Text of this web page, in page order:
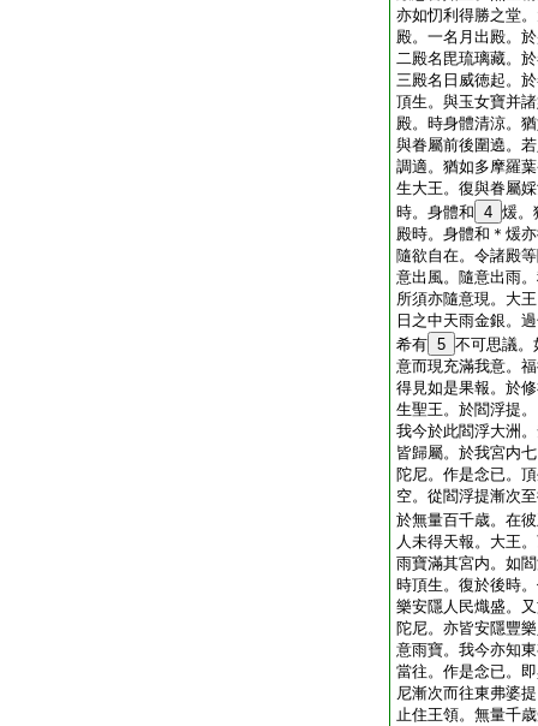
亦如忉利得勝之堂
殿。一名月出殿。
二殿名毘琉璃藏。
三殿名日威徳起。
頂生。與玉女寶并
殿。時身體清涼。
與眷屬前後圍遶。
調適。猶如多摩羅
生大王。復與眷屬
時。身體和 4 煖。
殿時。身體和＊煖
隨欲自在。令諸殿
意出風。隨意出雨
所須亦隨意現。大
日之中天雨金銀。
希有 5 不可思議。
意而現充滿我意。
得見如是果報。於
生聖王。於閻浮提
我今於此閻浮大洲
皆歸屬。於我宮内
陀尼。作是念已。
空。從閻浮提漸次
於無量百千歳。在
人未得天報。大王
雨寶滿其宮内。如
時頂生。復於後時
樂安隱人民熾盛。
陀尼。亦皆安隱豐
意雨寶。我今亦知
當往。作是念已。
尼漸次而往東弗婆
止住王領。無量千